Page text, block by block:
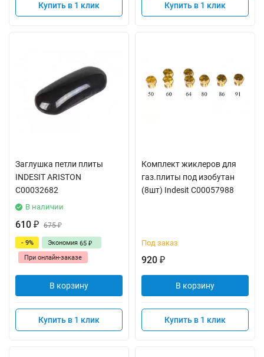
Купить в 1 клик Купить в 1 клик
Заглушка петли плиты
INDESIT ARISTON
C00032682
В наличии
610 ₽ 675₽
- 9% Экономия 65 ₽
При онлайн-заказе
В корзину
Купить в 1 клик
Комплект жиклеров для
газ.плиты под изобутан
(8шт) Indesit C00057988
Под заказ
920 ₽
В корзину
Купить в 1 клик